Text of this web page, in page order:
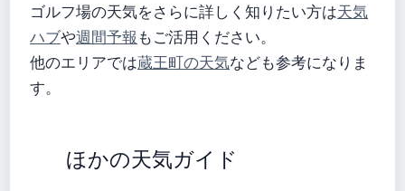
ゴルフ場の天気をさらに詳しく知りたい方は天気
ハブや週間予報 もご活用ください。
他のエリアでは蔵王町の天気なども参考になりま
す。
ほかの天気ガイド